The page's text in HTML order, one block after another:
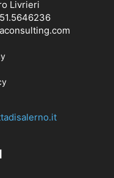
Livrieri